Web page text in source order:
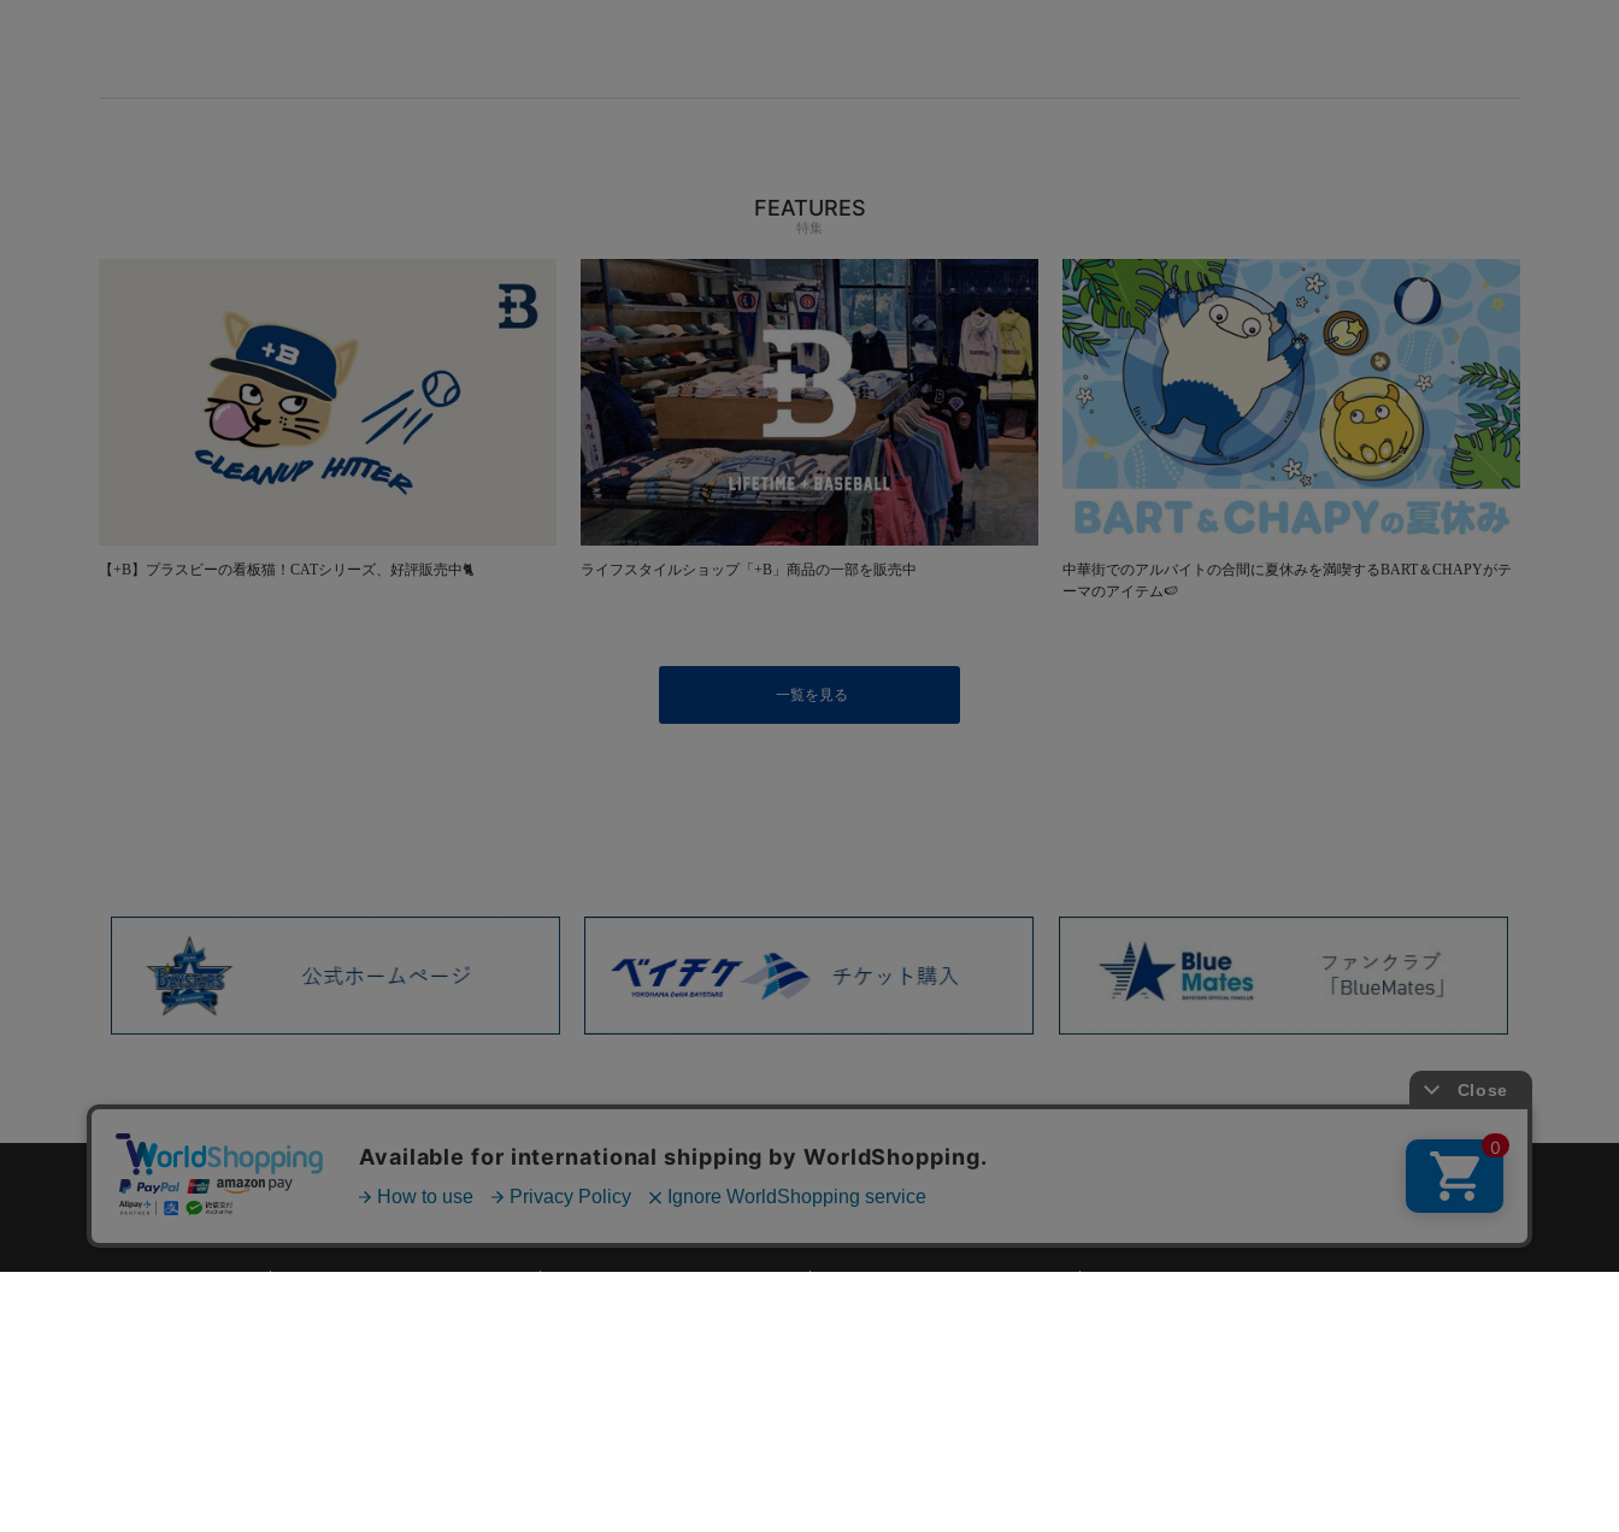
FEATURES
特集
【+B】プラスビーの看板猫！CATシリーズ、好評販売中🐈 ライフスタイルショップ「+B」商品の一部を販売中
中華街でのアルバイトの合間に夏休みを満喫するBART＆CHAPYがテ
ーマのアイテム🍉
一覧を見る